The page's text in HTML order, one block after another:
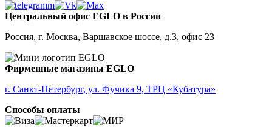
Центральный офис EGLO в России
Россия, г. Москва, Варшавское шоссе, д.3, офис 23
Фирменные магазины EGLO
г. Санкт-Петербург, ул. Фучика 9, ТРЦ «Кубатура»
Способы оплаты